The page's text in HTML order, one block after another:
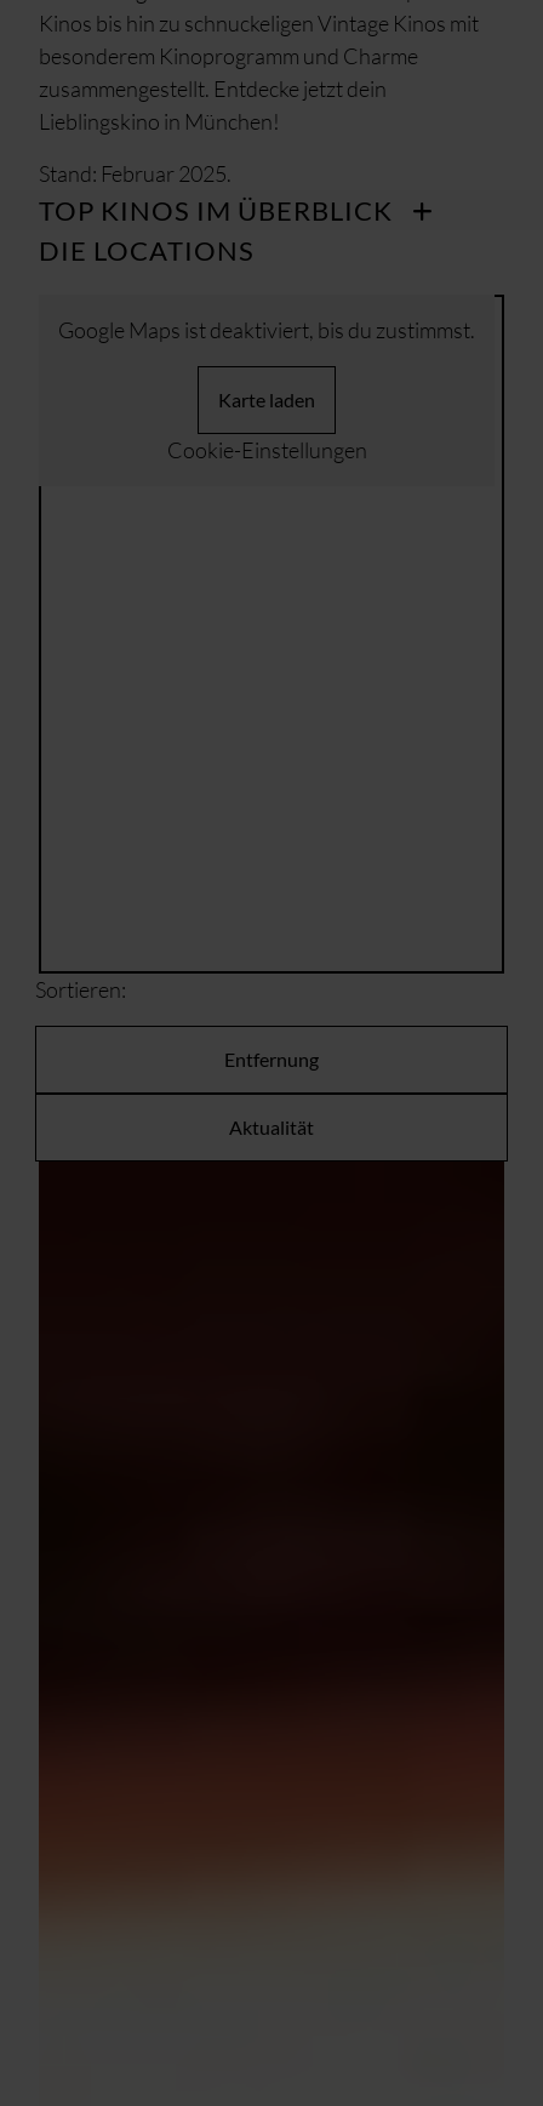
Kinos bis hin zu schnuckeligen Vintage Kinos mit
besonderem Kinoprogramm und Charme
zusammengestellt. Entdecke jetzt dein
Lieblingskino in München!
Stand: Februar 2025.
TOP KINOS IM ÜBERBLICK
DIE LOCATIONS
Google Maps ist deaktiviert, bis du zustimmst.
Karte laden
Cookie-Einstellungen
Sortieren:
Entfernung
Aktualität